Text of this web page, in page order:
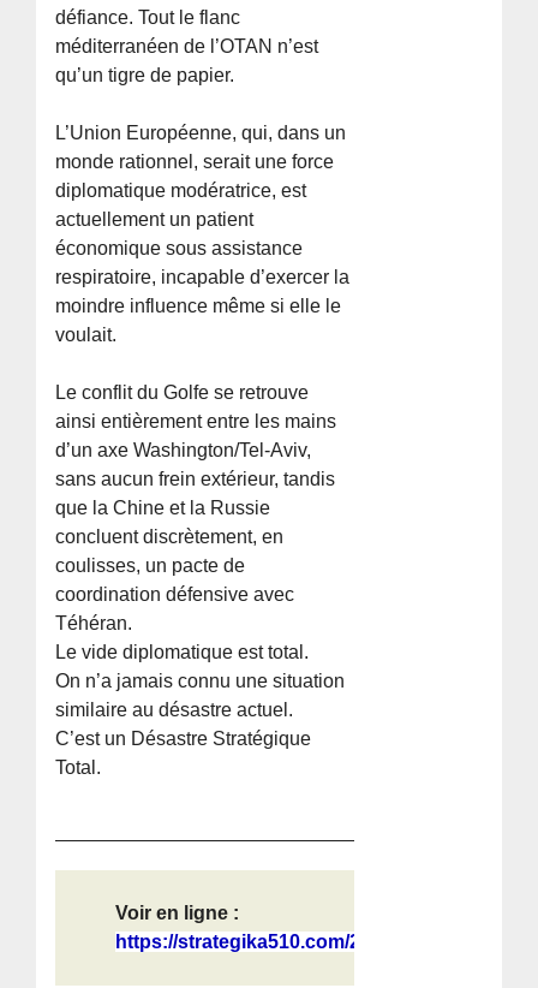
défiance. Tout le flanc
méditerranéen de l’OTAN n’est
qu’un tigre de papier.
L’Union Européenne, qui, dans un
monde rationnel, serait une force
diplomatique modératrice, est
actuellement un patient
économique sous assistance
respiratoire, incapable d’exercer la
moindre influence même si elle le
voulait.
Le conflit du Golfe se retrouve
ainsi entièrement entre les mains
d’un axe Washington/Tel-Aviv,
sans aucun frein extérieur, tandis
que la Chine et la Russie
concluent discrètement, en
coulisses, un pacte de
coordination défensive avec
Téhéran.
Le vide diplomatique est total.
On n’a jamais connu une situation
similaire au désastre actuel.
C’est un Désastre Stratégique
Total.
Voir en ligne :
https://strategika510.com/2026/06/1...